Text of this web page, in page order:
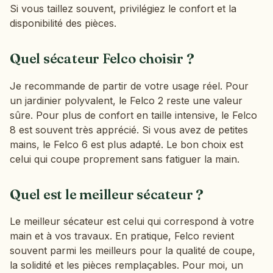
Si vous taillez souvent, privilégiez le confort et la
disponibilité des pièces.
Quel sécateur Felco choisir ?
Je recommande de partir de votre usage réel. Pour
un jardinier polyvalent, le Felco 2 reste une valeur
sûre. Pour plus de confort en taille intensive, le Felco
8 est souvent très apprécié. Si vous avez de petites
mains, le Felco 6 est plus adapté. Le bon choix est
celui qui coupe proprement sans fatiguer la main.
Quel est le meilleur sécateur ?
Le meilleur sécateur est celui qui correspond à votre
main et à vos travaux. En pratique, Felco revient
souvent parmi les meilleurs pour la qualité de coupe,
la solidité et les pièces remplaçables. Pour moi, un